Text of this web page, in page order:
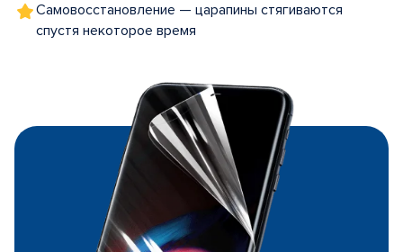
Самовосстановление — царапины стягиваются
спустя некоторое время